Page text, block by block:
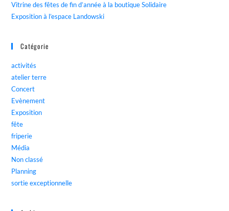
Vitrine des fêtes de fin d’année à la boutique Solidaire
Exposition à l’espace Landowski
Catégorie
activités
atelier terre
Concert
Evènement
Exposition
fête
friperie
Média
Non classé
Planning
sortie exceptionnelle